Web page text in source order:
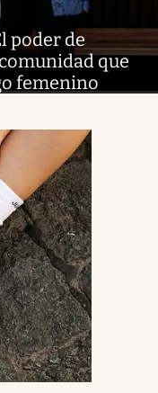
poder de
que
femenino